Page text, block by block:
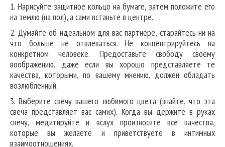
1. Нарисуйте защитное кольцо на бумаге, затем положите его
на землю (на пол), а сами встаньте в центре.
2. Думайте об идеальном для вас партнере, старайтесь ни на
что больше не отвлекаться. Не концентрируйтесь на
конкретном человеке. Предоставьте свободу своему
воображению, даже если вы хорошо представляете те
качества, которыми, по вашему мнению, должен обладать
возлюбленный.
3. Выберите свечу вашего любимого цвета (знайте, что эта
свеча представляет вас самих). Когда вы держите в руках
свечу, медитируйте и вслух произносите все качества,
которые вы желаете и приветствуете в интимных
взаимоотношениях.